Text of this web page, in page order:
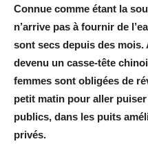
Connue comme étant la
n’arrive pas à fournir de
sont secs depuis des mois.
devenu un casse-tête
femmes sont obligées de
petit matin pour aller
publics, dans les puits
privés.